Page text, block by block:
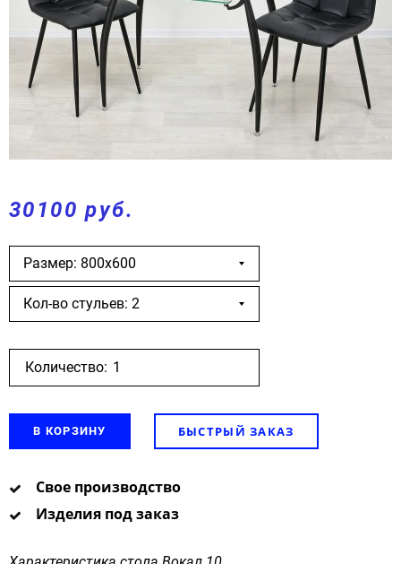
30100 руб.
Размер: 800х600
Кол-во стульев: 2
Количество:
В КОРЗИНУ БЫСТРЫЙ ЗАКАЗ
Свое производство
Изделия под заказ